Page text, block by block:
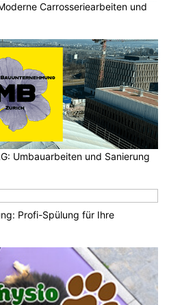
Carrosseriearbeiten und
Umbauarbeiten und Sanierung
Profi-Spülung für Ihre